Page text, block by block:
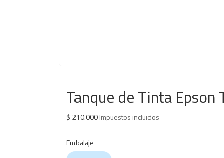
Tanque de Tinta
$ 210.000Impuestos incluidos
Embalaje